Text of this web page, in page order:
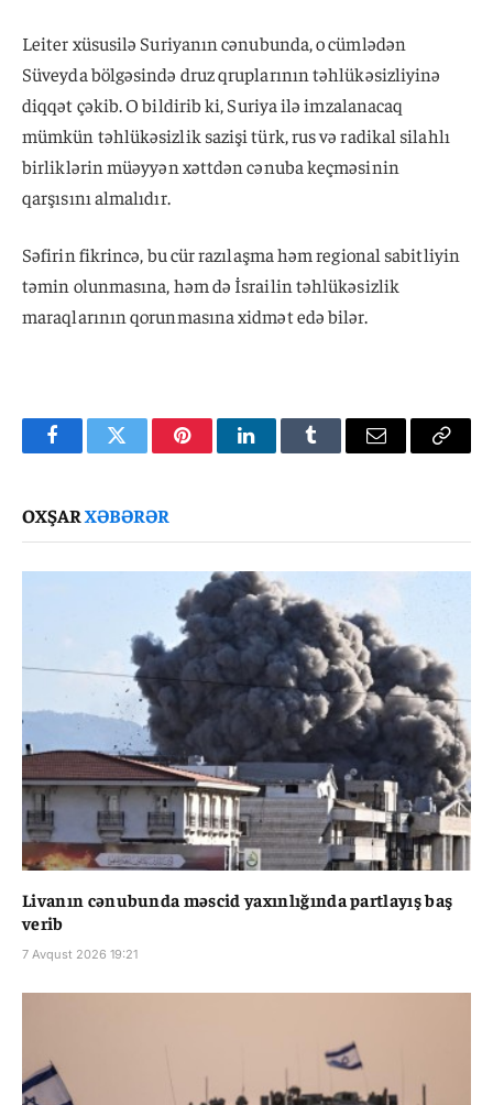
Leiter xüsusilə Suriyanın cənubunda, o cümlədən
Süveyda bölgəsində druz qruplarının təhlükəsizliyinə
diqqət çəkib. O bildirib ki, Suriya ilə imzalanacaq
mümkün təhlükəsizlik sazişi türk, rus və radikal silahlı
birliklərin müəyyən xəttdən cənuba keçməsinin
qarşısını almalıdır.
Səfirin fikrincə, bu cür razılaşma həm regional sabitliyin
təmin olunmasına, həm də İsrailin təhlükəsizlik
maraqlarının qorunmasına xidmət edə bilər.
FacebookTwitter PinterestLinkedInTumblr Email
Copy
OXŞARXƏBƏRƏR
Livanın cənubunda məscid yaxınlığında partlayış baş
verib
7 Avqust 2026 19:21